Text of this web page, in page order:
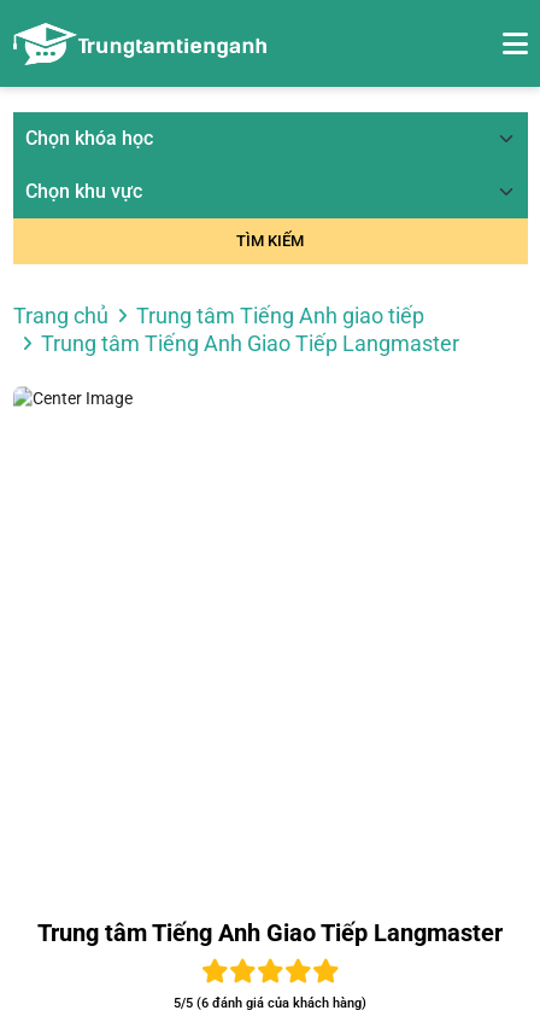
TÌM KIẾM
Trang chủ
Trung tâm Tiếng Anh giao tiếp
Trung tâm Tiếng Anh Giao Tiếp Langmaster
Trung tâm Tiếng Anh Giao Tiếp Langmaster
5/5 (6 đánh giá của khách hàng)